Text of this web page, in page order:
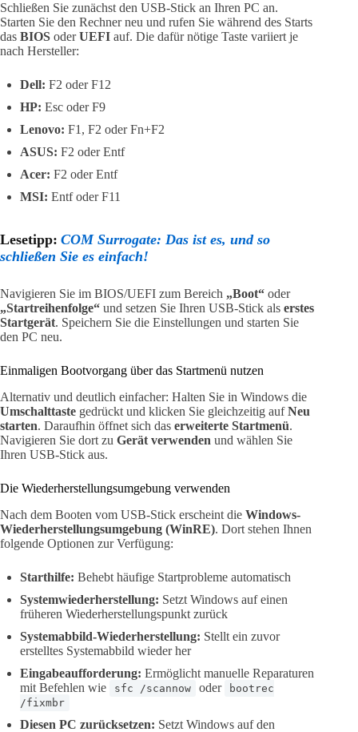
Schließen Sie zunächst den USB-Stick an Ihren PC an.
Starten Sie den Rechner neu und rufen Sie während des Starts
das BIOS oderUEFI auf. Die dafür nötige Taste variiert je
nach Hersteller:
Dell: F2 oder F12
HP: Esc oder F9
Lenovo: F1, F2 oder Fn+F2
ASUS: F2 oder Entf
Acer: F2 oder Entf
MSI: Entf oder F11
Lesetipp: COM Surrogate: Das ist es, und so
schließen Sie es einfach!
Navigieren Sie im BIOS/UEFI zum Bereich „Boot“ oder
„Startreihenfolge“ und setzen Sie Ihren USB-Stick als erstes
Startgerät. Speichern Sie die Einstellungen und starten Sie
den PC neu.
Einmaligen Bootvorgang über das Startmenü nutzen
Alternativ und deutlich einfacher: Halten Sie in Windows die
Umschalttaste gedrückt und klicken Sie gleichzeitig aufNeu
starten. Daraufhin öffnet sich das erweiterte Startmenü.
Navigieren Sie dort zu Gerät verwenden und wählen Sie
Ihren USB-Stick aus.
Die Wiederherstellungsumgebung verwenden
Nach dem Booten vom USB-Stick erscheint die Windows-
Wiederherstellungsumgebung (WinRE). Dort stehen Ihnen
folgende Optionen zur Verfügung:
Starthilfe: Behebt häufige Startprobleme automatisch
Systemwiederherstellung: Setzt Windows auf einen
früheren Wiederherstellungspunkt zurück
Systemabbild-Wiederherstellung: Stellt ein zuvor
erstelltes Systemabbild wieder her
Eingabeaufforderung: Ermöglicht manuelle Reparaturen
mit Befehlen wie
sfc /scannow oder
bootrec
/fixmbr
Diesen PC zurücksetzen: Setzt Windows auf den